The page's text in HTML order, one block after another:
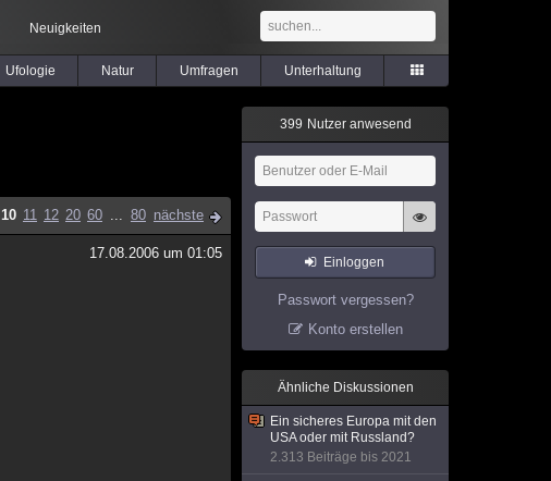
Neuigkeiten
Ufologie Natur Umfragen Unterhaltung
10 11 12 20 60 ... 80 nächste
17.08.2006 um 01:05
399 Nutzer anwesend
Einloggen
Passwort vergessen?
Konto erstellen
Ähnliche Diskussionen
Ein sicheres Europa mit den
USA oder mit Russland?
2.313 Beiträge bis 2021